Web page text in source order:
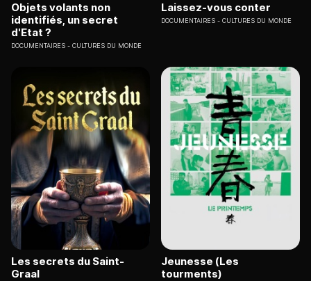
Objets volants non
identifiés, un secret
d'Etat ?
DOCUMENTAIRES CULTURES DU MONDE
Laissez-vous conter
DOCUMENTAIRES CULTURES DU MONDE
Les secrets du Saint-
Graal
Jeunesse (Les
tourments)